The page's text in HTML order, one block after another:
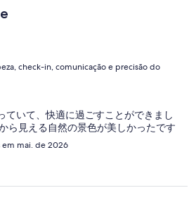
check-in, comunicação e precisão do
ていて、快適に過ごすことができまし
ら見える自然の景色が美しかったです
em mai. de 2026